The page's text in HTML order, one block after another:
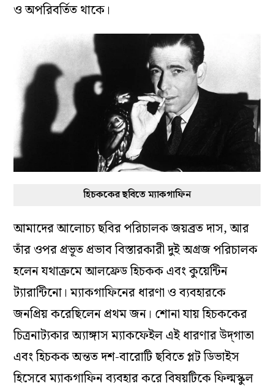
ও অপরিবর্তিত থাকে।
হিচককের ছবিতে ম্যাকগাফিন
আমাদের আলোচ্য ছবির পরিচালক জয়ব্রত দাস, আর
তাঁর ওপর প্রভূত প্রভাব বিস্তারকারী দুই অগ্রজ পরিচালক
হলেন যথাক্রমে আলফ্রেড হিচকক এবং কুয়েন্টিন
ট্যারান্টিনো। ম্যাকগাফিনের ধারণা ও ব্যবহারকে
জনপ্রিয় করেছিলেন প্রথম জন। শোনা যায় হিচককের
চিত্রনাট্যকার অ্যাঙ্গাস ম্যাকফেইল এই ধারণার উদ্‌গাতা
এবং হিচকক অন্তত দশ-বারোটি ছবিতে প্লট ডিভাইস
হিসেবে ম্যাকগাফিন ব্যবহার করে বিষয়টিকে ফিল্মস্কুল